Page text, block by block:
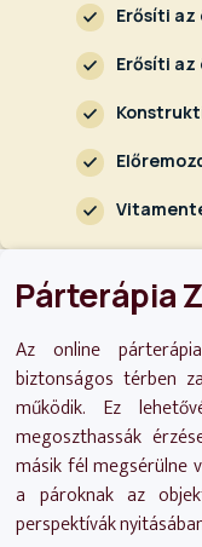
Erősíti
Erősíti
Párterápia
Az online
biztonságos térben
működik. Ez
megoszthassák
másik fél megsérülne
a pároknak az
perspektívák